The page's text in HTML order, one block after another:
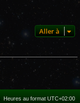
Aller à
Heures au format UTC+02:00